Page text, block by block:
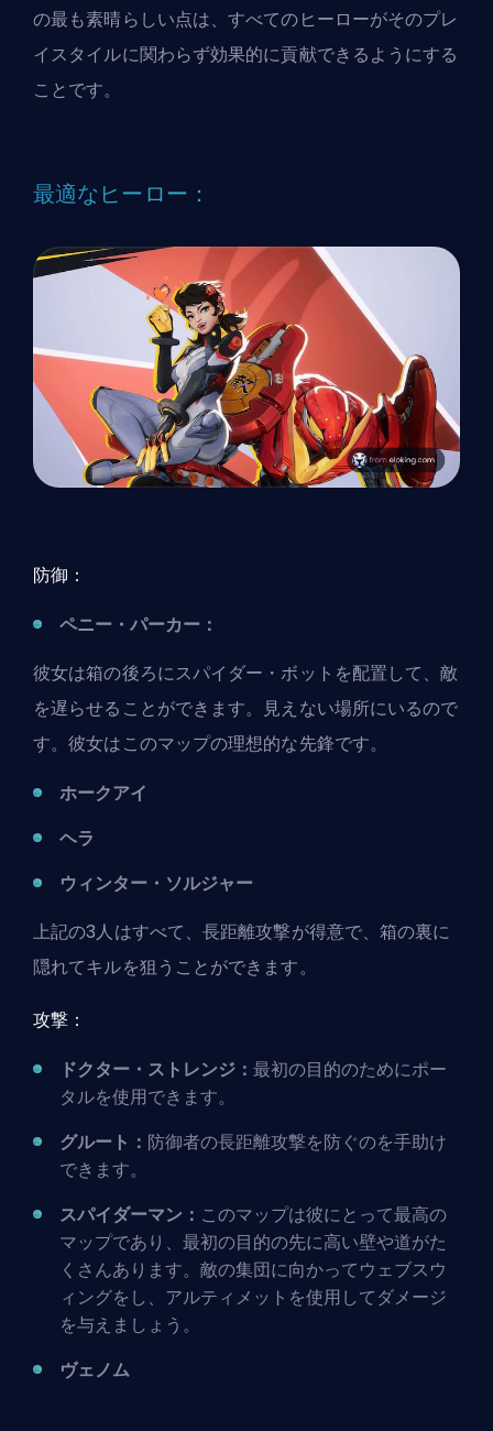
の最も素晴らしい点は、すべてのヒーローがそのプレ
イスタイルに関わらず効果的に貢献できるようにする
ことです。
最適なヒーロー：
防御：
ペニー・パーカー：
彼女は箱の後ろにスパイダー・ボットを配置して、敵
を遅らせることができます。見えない場所にいるので
す。彼女はこのマップの理想的な先鋒です。
ホークアイ
ヘラ
ウィンター・ソルジャー
上記の3人はすべて、長距離攻撃が得意で、箱の裏に
隠れてキルを狙うことができます。
攻撃：
ドクター・ストレンジ： 最初の目的のためにポー
タルを使用できます。
グルート： 防御者の長距離攻撃を防ぐのを手助け
できます。
スパイダーマン： このマップは彼にとって最高の
マップであり、最初の目的の先に高い壁や道がた
くさんあります。敵の集団に向かってウェブスウ
ィングをし、アルティメットを使用してダメージ
を与えましょう。
ヴェノム